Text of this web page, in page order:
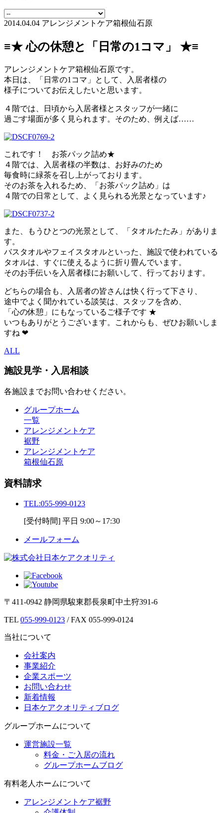
2014.04.04 アレンジメントケア箱根仙石原
≡★ 心の休憩と「日常の1コマ」 ★≡
アレンジメントケア箱根仙石原です。
本日は、「日常の1コマ」として、入居者様の
様子についてお伝えしたいと思います。
４階では、日頃から入居者様とスタッフが一緒に
過ごす場面が多く見られます。そのため、例えば……
これです！ お茶パック詰め★
４階では、入居者様の半数は、お好みのため
毎食時に緑茶を召し上がっております。
そのお茶を入れるため、「お茶パック詰め」は
４階での日常として、よく見られる光景となっています♪
また、もうひとつの光景として、「タオルたたみ」がありま
す。
バスタオルやフェイスタオルといった、施設で使われている
タオルは、すぐに使えるように折り畳んでいます。
そのお手伝いを入居者様にお願いして、行っております。
どちらの場合も、入居者の皆さんは快く行って下さり、
途中でよく聞かれている談笑は、スタッフを含め、
「心の休憩」にもなっているご様子です ★
いつもありがとうございます。これからも、ぜひお願いしま
すね ❤
ALL
施設見学・入居相談
各施設までお問い合わせください。
グループホーム
一覧
アレンジメントケア
裾野
アレンジメントケア
箱根仙石原
資料請求
TEL:055-999-0123
[受付時間] 平日 9:00～17:30
メールフォーム
〒411-0942 静岡県駿東郡長泉町中土狩391-6
TEL 055-999-0123 / FAX 055-999-0124
当社について
会社案内
事業紹介
企業スポーツ
お問い合わせ
新着情報
日本ケアクオリティブログ
グループホームについて
運営施設一覧
料金・ご入居の流れ
グループホームブログ
有料老人ホームについて
アレンジメントケア裾野